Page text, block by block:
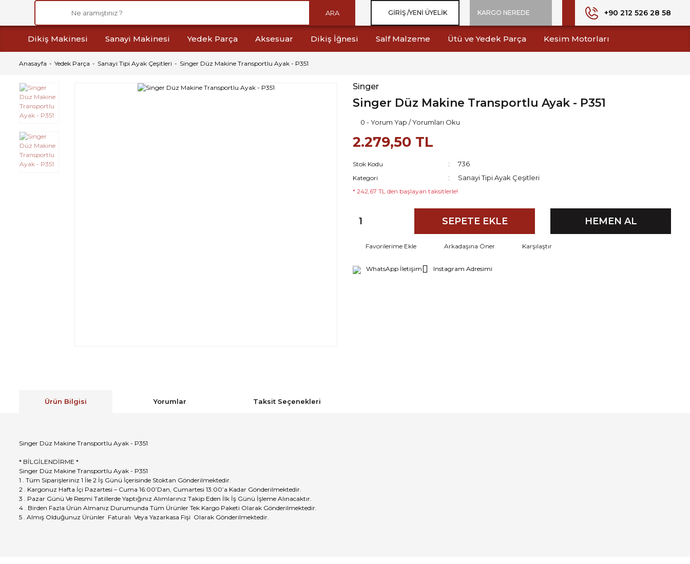
ARA GIRIŞ /YENI ÜYELIK KARGO NEREDE +90 212 526 28 58
Dikiş Makinesi Sanayi Makinesi Yedek Parça Aksesuar Dikiş İğnesi Salf Malzeme Ütü ve Yedek Parça Kesim Motorları
Anasayfa Yedek Parça Sanayi Tipi Ayak Çeşitleri Singer Düz Makine Transportlu Ayak - P351
Singer
Singer Düz Makine Transportlu Ayak - P351
0 - Yorum Yap / Yorumları Oku
2.279,50 TL
Stok Kodu 736
Kategori Sanayi Tipi Ayak Çeşitleri
* 242,67 TL den başlayan taksitlerle!
SEPETE EKLE HEMEN AL
Arkadaşına Öner Karşılaştır
WhatsApp İletişim Instagram Adresimi
Ürün Bilgisi Yorumlar Taksit Seçenekleri
Singer Düz Makine Transportlu Ayak - P351
* BİLGİLENDİRME *
Singer Düz Makine Transportlu Ayak - P351
1 . Tüm Siparişleriniz 1 İle 2 İş Günü İçerisinde Stoktan Gönderilmektedir.
2 . Kargonuz Hafta İçi Pazartesi – Cuma 16:00’Dan, Cumartesi 13:00’a Kadar Gönderilmektedir.
3 . Pazar Günü Ve Resmi Tatillerde Yaptığınız Alımlarınız Takip Eden İlk İş Günü İşleme Alınacaktır.
4 . Birden Fazla Ürün Almanız Durumunda Tüm Ürünler Tek Kargo Paketi Olarak Gönderilmektedir.
5 . Almış Olduğunuz Ürünler Faturalı Veya Yazarkasa Fişi Olarak Gönderilmektedir.